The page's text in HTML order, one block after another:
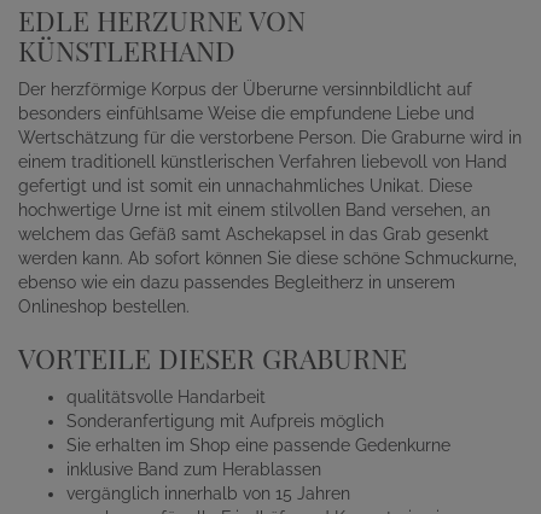
EDLE HERZURNE VON
KÜNSTLERHAND
Der herzförmige Korpus der Überurne versinnbildlicht auf
besonders einfühlsame Weise die empfundene Liebe und
Wertschätzung für die verstorbene Person. Die Graburne wird in
einem traditionell künstlerischen Verfahren liebevoll von Hand
gefertigt und ist somit ein unnachahmliches Unikat. Diese
hochwertige Urne ist mit einem stilvollen Band versehen, an
welchem das Gefäß samt Aschekapsel in das Grab gesenkt
werden kann. Ab sofort können Sie diese schöne Schmuckurne,
ebenso wie ein dazu passendes Begleitherz in unserem
Onlineshop bestellen.
VORTEILE DIESER GRABURNE
qualitätsvolle Handarbeit
Sonderanfertigung mit Aufpreis möglich
Sie erhalten im Shop eine passende Gedenkurne
inklusive Band zum Herablassen
vergänglich innerhalb von 15 Jahren